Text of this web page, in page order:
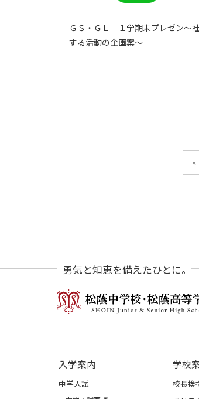
ＧＳ・ＧＬ １学期末プレゼン～
する活動の企画案～
«
勇気と知恵を備えたひとに。
入学案内
中学入試
学校
校長挨